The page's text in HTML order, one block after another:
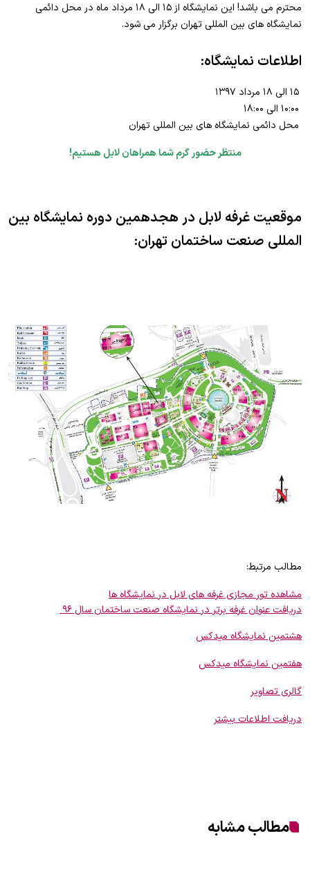
محترم می باشد! این نمایشگاه از ۱۵ الی ۱۸ مرداد ماه در محل دائمی
نمایشگاه های بین المللی تهران برگزار می شود.
اطلاعات نمایشگاه:
محل دائمی نمایشگاه های بین المللی تهران
منتظر حضور گرم شما همراهان لابل هستیم!
موقعیت غرفه لابل در هجدهمین دوره نمایشگاه بین
المللی صنعت ساختمان تهران:
مطالب مرتبط:
مشاهده تور مجازی غرفه های لابل در نمایشگاه ها
دریافت عنوان غرفه برتر در نمایشگاه صنعت ساختمان سال ۹۶
هشتمین نمایشگاه میدکس
هفتمین نمایشگاه میدکس
گالری تصاویر
دریافت اطلاعات بیشتر
مطالب مشابه